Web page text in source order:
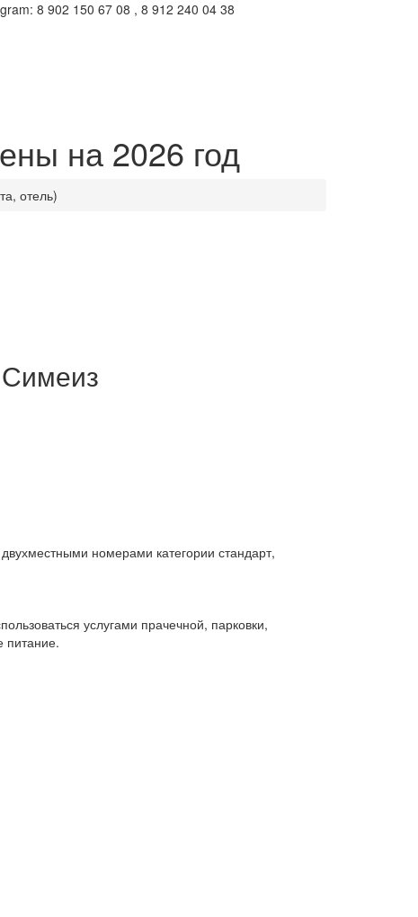
8 902 150 67 08 , 8 912 240 04 38
на 2026 год
отель)
номерами категории стандарт,
услугами прачечной, парковки,
питание.